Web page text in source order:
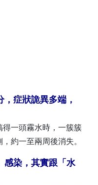
症狀詭異多端，
一頭霧水時，一簇簇
約一至兩周後消失。
感染，其實跟「水